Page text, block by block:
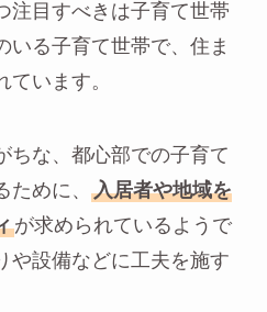
注目すべきは子育て世帯
いる子育て世帯で、住ま
ています。
ちな、都心部での子育て
ために、
入居者や地域を
が求められているようで
や設備などに工夫を施す